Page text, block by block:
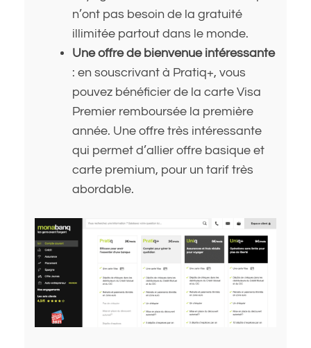
n’ont pas besoin de la gratuité
illimitée partout dans le monde.
Une offre de bienvenue intéressante
: en souscrivant à Pratiq+, vous
pouvez bénéficier de la carte Visa
Premier remboursée la première
année. Une offre très intéressante
qui permet d’allier offre basique et
carte premium, pour un tarif très
abordable.